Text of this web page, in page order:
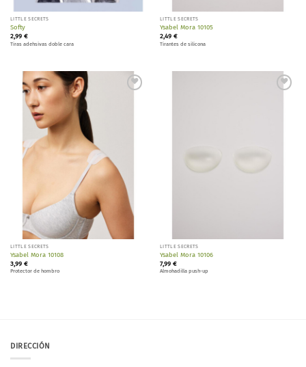
LITTLE SECRETS
Softy
2,99 €
Tiras adehsivas doble cara
LITTLE SECRETS
Ysabel Mora 10105
2,49 €
Tirantes de silicona
LITTLE SECRETS
Ysabel Mora 10108
3,99 €
Protector de hombro
LITTLE SECRETS
Ysabel Mora 10106
7,99 €
Almohadilla push-up
DIRECCIÓN